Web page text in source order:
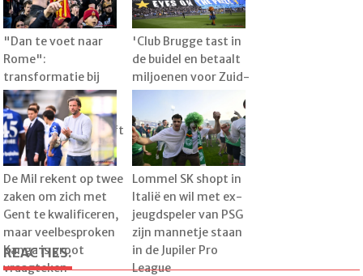
"Dan te voet naar
Rome":
transformatie bij
KVM, met Raman als
1e spits en de droom
dat sterkhouder blijft
'Club Brugge tast in
de buidel en betaalt
miljoenen voor Zuid-
Koreaan Lee Han-
beom'
De Mil rekent op twee
zaken om zich met
Gent te kwalificeren,
maar veelbesproken
Kanga is groot
vraagteken
Lommel SK shopt in
Italië en wil met ex-
jeugdspeler van PSG
zijn mannetje staan
in de Jupiler Pro
League
REACTIES.